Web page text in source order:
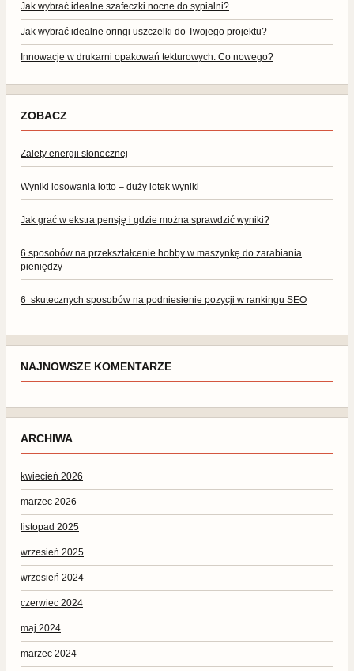
Jak wybrać idealne szafeczki nocne do sypialni?
Jak wybrać idealne oringi uszczelki do Twojego projektu?
Innowacje w drukarni opakowań tekturowych: Co nowego?
ZOBACZ
Zalety energii słonecznej
Wyniki losowania lotto – duży lotek wyniki
Jak grać w ekstra pensję i gdzie można sprawdzić wyniki?
6 sposobów na przekształcenie hobby w maszynkę do zarabiania
pieniędzy
6 skutecznych sposobów na podniesienie pozycji w rankingu SEO
NAJNOWSZE KOMENTARZE
ARCHIWA
kwiecień 2026
marzec 2026
listopad 2025
wrzesień 2025
wrzesień 2024
czerwiec 2024
maj 2024
marzec 2024